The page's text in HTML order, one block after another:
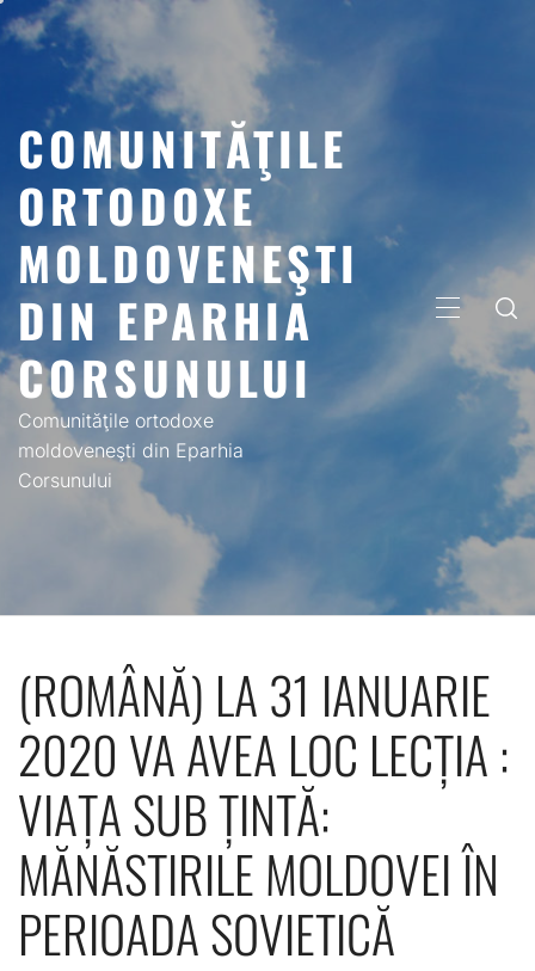
Skip
to
content
COMUNITĂŢILE
ORTODOXE
MOLDOVENEŞTI
DIN EPARHIA
CORSUNULUI
Comunităţile ortodoxe
moldoveneşti din Eparhia
Corsunului
PRIMARY
MENU
(ROMÂNĂ) LA 31 IANUARIE
2020 VA AVEA LOC LECȚIA :
VIAȚA SUB ȚINTĂ:
MĂNĂSTIRILE MOLDOVEI ÎN
PERIOADA SOVIETICĂ